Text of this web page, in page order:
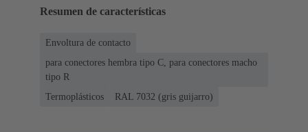
Resumen de características
Envoltura de contacto
para conectores hembra tipo C, para conectores macho
tipo R
Termoplásticos
RAL 7032 (gris guijarro)